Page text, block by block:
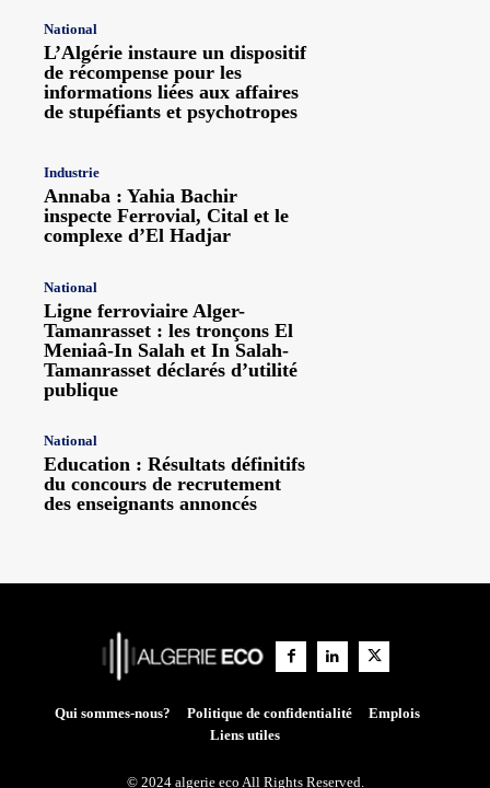
National
L’Algérie instaure un dispositif
de récompense pour les
informations liées aux affaires
de stupéfiants et psychotropes
Industrie
Annaba : Yahia Bachir
inspecte Ferrovial, Cital et le
complexe d’El Hadjar
National
Ligne ferroviaire Alger-
Tamanrasset : les tronçons El
Meniaâ-In Salah et In Salah-
Tamanrasset déclarés d’utilité
publique
National
Education : Résultats définitifs
du concours de recrutement
des enseignants annoncés
Qui sommes-nous? Politique de confidentialité
Emplois
Liens utiles
© 2024 algerie eco All Rights Reserved.